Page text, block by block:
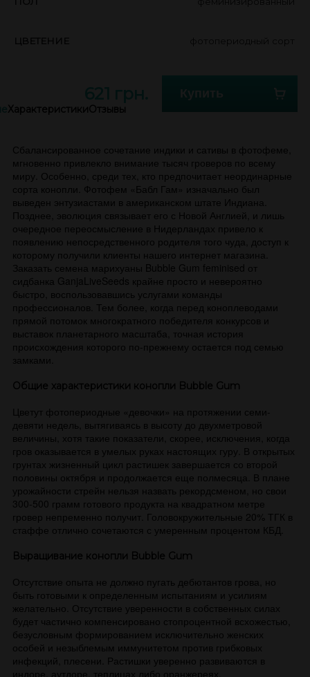
ХарактеристикиОтзывы
Сбалансированное сочетание индики и сативы в фотофеме,
мгновенно привлекло внимание тысяч гроверов по всему
миру. Особенно, среди тех, кто предпочитает неординарные
сорта конопли. Фотофем «Бабл Гам» изначально был
выведен энтузиастами в американском штате Индиана.
Позднее, эволюция связывает его с Новой Англией, и лишь
очередное переосмысление в Нидерландах привело к
появлению непосредственного родителя того чуда, доступ к
которому получили клиенты нашего интернет магазина.
Заказать семена марихуаны Bubble Gum feminised от
сидбанка GanjaLiveSeeds крайне просто и невероятно
быстро, воспользовавшись услугами команды
профессионалов. Тем более, когда перед коноплеводами
прямой потомок многократного победителя конкурсов и
выставок планетарного масштаба, точная история
происхождения которого по-прежнему остается под семью
замками.
Общие характеристики конопли Bubble Gum
Цветут фотопериодные «девочки» на протяжении семи-
девяти недель, вытягиваясь в высоту до двухметровой
величины, хотя такие показатели, скорее, исключения, когда
гров оказывается в умелых руках настоящих гуру. В открытых
грунтах жизненный цикл растишек завершается со второй
половины октября и продолжается еще полмесяца. В плане
урожайности стрейн нельзя назвать рекордсменом, но свои
300-500 грамм готового продукта на квадратном метре
гровер непременно получит. Головокружительные 20% ТГК в
стаффе отлично сочетаются с умеренным процентом КБД.
Выращивание конопли Bubble Gum
Отсутствие опыта не должно пугать дебютантов грова, но
быть готовыми к определенным испытаниям и усилиям
желательно. Отсутствие уверенности в собственных силах
будет частично компенсировано стопроцентной всхожестью,
безусловным формированием исключительно женских
особей и незыблемым иммунитетом против грибковых
инфекций, плесени. Растишки уверенно развиваются в
индоре, аутдоре, теплицах либо оранжереях.